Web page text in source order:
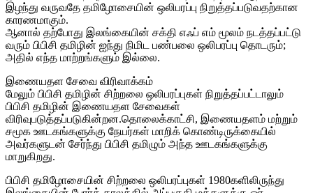
இழந்து வருவதே தமிழோசையின் ஒலிபரப்பு நிறுத்தப்படுவதற்கான
காரணமாகும்.
ஆனால் தற்போது இலங்கையின் சக்தி எஃப் எம் மூலம் நடத்தப்பட்டு
வரும் பிபிசி தமிழின் ஐந்து நிமிட பண்பலை ஒலிபரப்பு தொடரும்;
அதில் எந்த மாற்றங்களும் இல்லை.
இணையதள சேவை விரிவாக்கம்
மேலும் பிபிசி தமிழின் சிற்றலை ஒலிபரப்புகள் நிறுத்தப்பட்டாலும்
பிபிசி தமிழின் இணையதள சேவைகள்
விரிவுபடுத்தப்படுகின்றன.தொலைக்காட்சி, இணையதளம் மற்றும்
சமூக ஊடகங்களுக்கு நேயர்கள் மாறிக் கொண்டிருக்கையில்
அவர்களுடன் சேர்ந்து பிபிசி தமிழும் அந்த ஊடகங்களுக்கு
மாறுகிறது.
பிபிசி தமிழோசையின் சிற்றலை ஒலிபரப்புகள் 1980களிலிருந்து